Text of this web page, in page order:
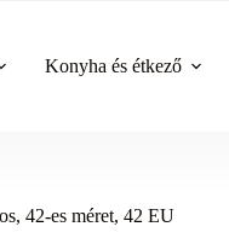
Konyha és étkező
42-es méret, 42 EU